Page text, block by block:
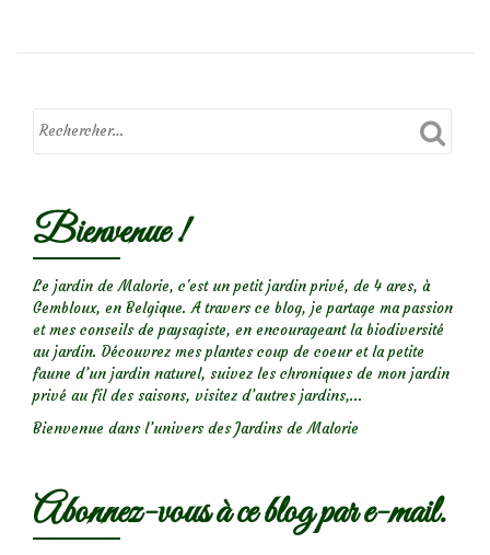
Focus
le
Valloires’
Bienvenue !
Le jardin de Malorie, c'est un petit jardin privé, de 4 ares, à
Gembloux, en Belgique. A travers ce blog, je partage ma passion
et mes conseils de paysagiste, en encourageant la biodiversité
au jardin. Découvrez mes plantes coup de coeur et la petite
faune d’un jardin naturel, suivez les chroniques de mon jardin
privé au fil des saisons, visitez d’autres jardins,...
Bienvenue dans l’univers des Jardins de Malorie
Abonnez-vous à ce blog par e-mail.